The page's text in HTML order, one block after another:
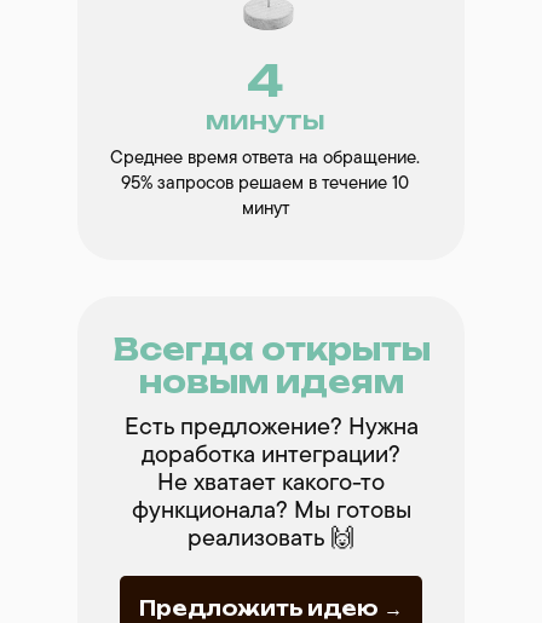
4
Среднее время ответа на обращение.
95% запросов решаем в течение 10
минут
минуты
Есть предложение? Нужна
доработка интеграции?
Не хватает какого-то
функционала? Мы готовы
реализовать 🙌
Всегда открыты
новым идеям
Предложить идею →